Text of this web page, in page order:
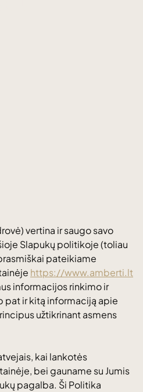
vertina ir saugo savo
Slapukų politikoje (toliau
pateikiame
https://www.amberti.lt
informacijos rinkimo ir
pat ir kitą informaciją apie
užtikrinant asmens
kai lankotės
bei gauname su Jumis
pagalba. Ši Politika